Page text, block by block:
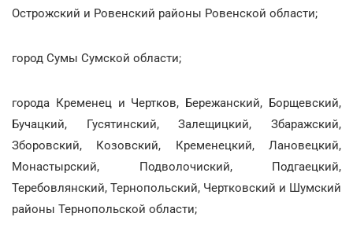
Острожский и Ровенский районы Ровенской области;
город Сумы Сумской области;
города Кременец и Чертков, Бережанский, Борщевский,
Бучацкий, Гусятинский, Залещицкий, Збаражский,
Зборовский, Козовский, Кременецкий, Лановецкий,
Монастырский, Подволочиский, Подгаецкий,
Теребовлянский, Тернопольский, Чертковский и Шумский
районы Тернопольской области;